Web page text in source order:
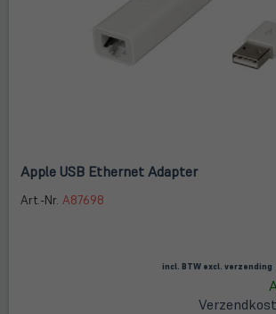
Apple USB Ethernet Adapter
Art.-Nr. A87698
incl. BTW excl. verzending